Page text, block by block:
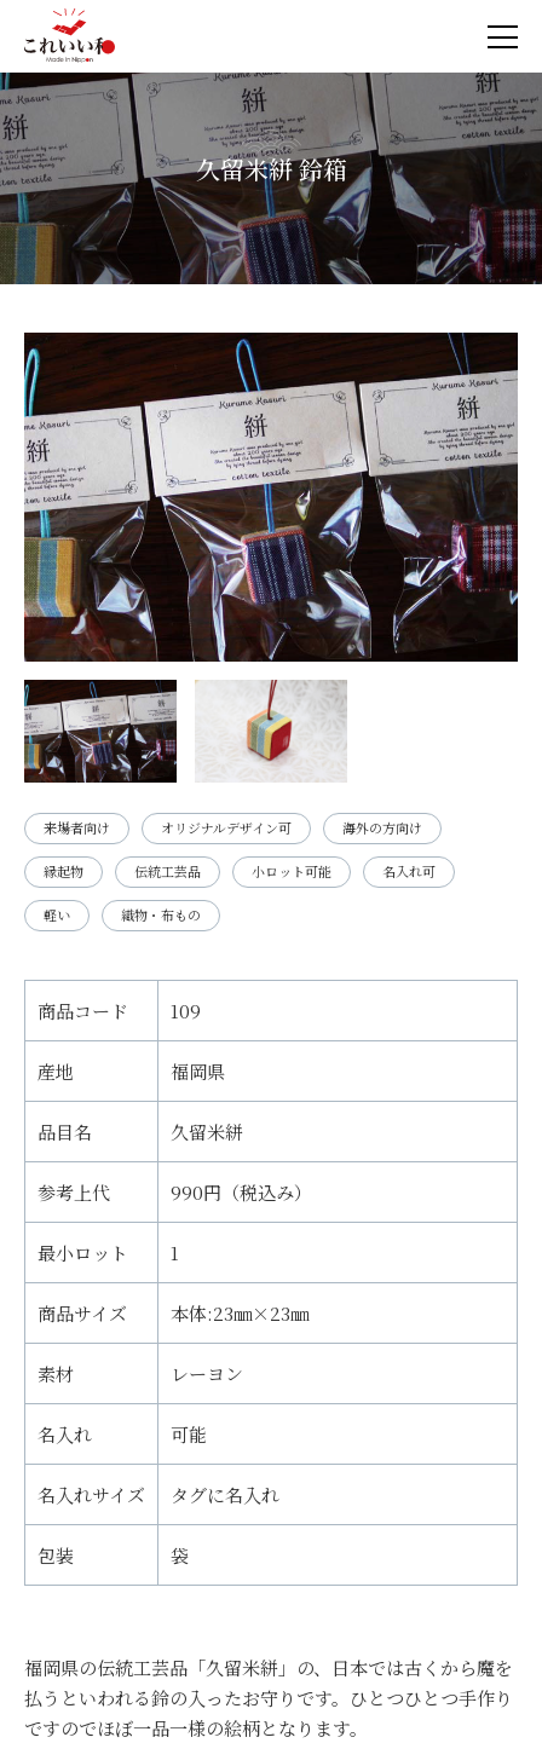
久留米絣 鈴箱
来場者向け オリジナルデザイン可 海外の方向け
縁起物 伝統工芸品 小ロット可能 名入れ可
軽い 織物・布もの
商品コード 109
産地 福岡県
品目名 久留米絣
参考上代 990円（税込み）
最小ロット 1
商品サイズ 本体:23㎜×23㎜
素材 レーヨン
名入れ 可能
名入れサイズ タグに名入れ
包装 袋
福岡県の伝統工芸品「久留米絣」の、日本では古くから魔を
払うといわれる鈴の入ったお守りです。ひとつひとつ手作り
ですのでほぼ一品一様の絵柄となります。